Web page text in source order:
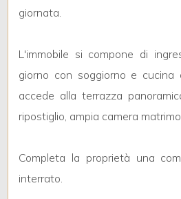
giornata.
L'immobile si compone di
giorno con soggiorno e
accede alla terrazza
ripostiglio, ampia camera
Completa la proprietà una
interrato.
5
5+
Bagni
minimi